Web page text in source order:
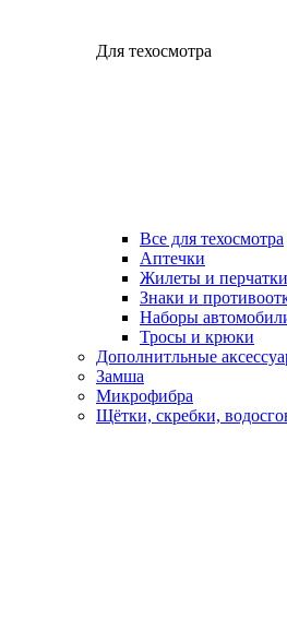
Для техосмотра
Все для техосмотра
Аптечки
Жилеты и перчатки
Знаки и
Наборы
Тросы и крюки
Дополнитльные
Замша
Микрофибра
Щётки, скребки,